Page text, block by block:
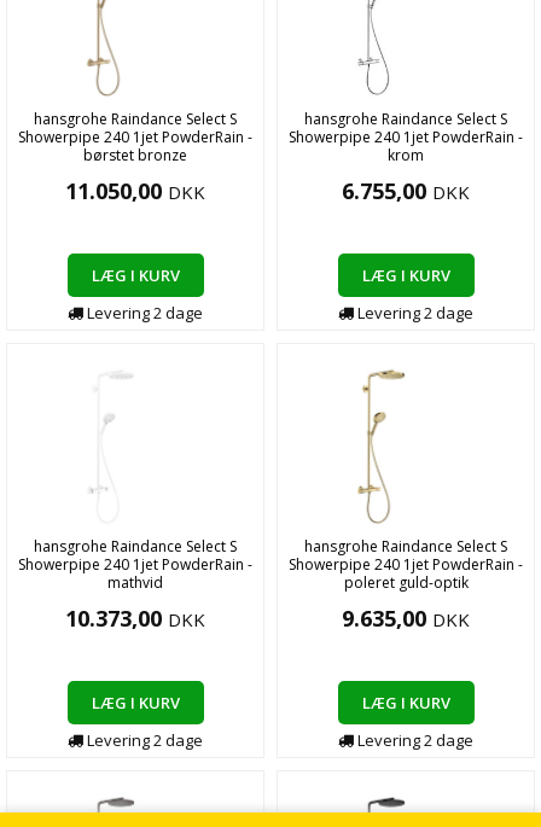
hansgrohe Raindance Select S
Showerpipe 240 1jet PowderRain -
børstet bronze
11.050,00 DKK
LÆG I KURV
Levering2dage
hansgrohe Raindance Select S
Showerpipe 240 1jet PowderRain -
krom
6.755,00 DKK
LÆG I KURV
Levering2dage
hansgrohe Raindance Select S
Showerpipe 240 1jet PowderRain -
mathvid
10.373,00 DKK
LÆG I KURV
Levering2dage
hansgrohe Raindance Select S
Showerpipe 240 1jet PowderRain -
poleret guld-optik
9.635,00 DKK
LÆG I KURV
Levering2dage